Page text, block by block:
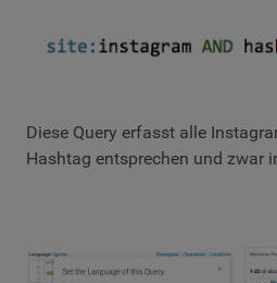
Diese Query erfasst alle
Hashtag entsprechen und zwar